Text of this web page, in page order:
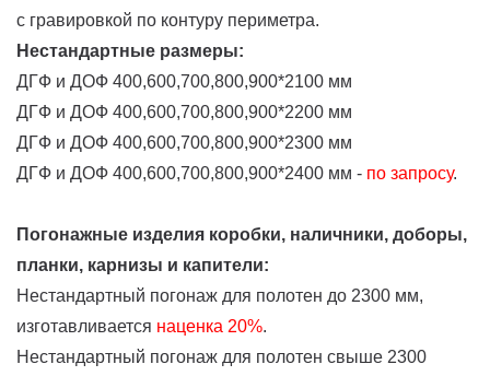
с гравировкой по контуру периметра.
Нестандартные размеры:
ДГФ и ДОФ 400,600,700,800,900*2100 мм
ДГФ и ДОФ 400,600,700,800,900*2200 мм
ДГФ и ДОФ 400,600,700,800,900*2300 мм
ДГФ и ДОФ 400,600,700,800,900*2400 мм - по запросу.
Погонажные изделия коробки, наличники, доборы,
планки, карнизы и капители:
Нестандартный погонаж для полотен до 2300 мм,
изготавливается наценка 20%.
Нестандартный погонаж для полотен свыше 2300